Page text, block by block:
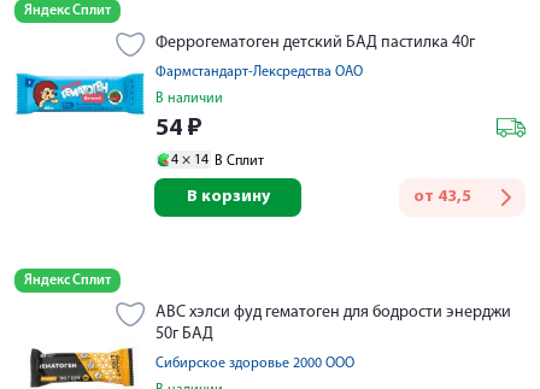
Яндекс Сплит
Феррогематоген детский БАД пастилка 40г
Фармстандарт-Лексредства ОАО
В наличии
54 ₽
4 × 14 В Сплит
от 43,5
В корзину
Яндекс Сплит
АВС хэлси фуд гематоген для бодрости энерджи
50г БАД
Сибирское здоровье 2000 ООО